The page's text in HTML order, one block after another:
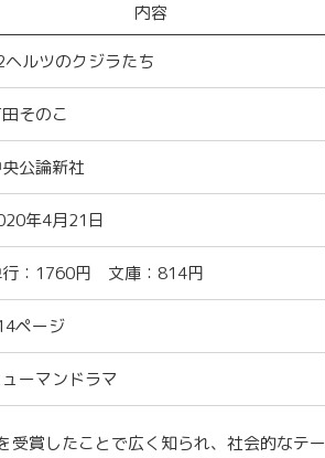
内容
ヘルツのクジラたち
そのこ
公論新社
年4月21日
行：1760円 文庫：814円
ページ
ーマンドラマ
受賞したことで広く知られ、社会的なテー